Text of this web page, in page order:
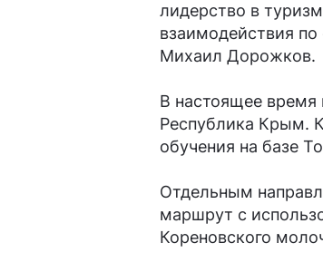
лидерство в
взаимодействия
Михаил Дорожков.
В настоящее время
Республика Крым.
обучения на базе
Отдельным
маршрут с
Кореновского